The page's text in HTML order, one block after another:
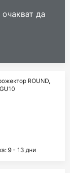
да
ROUND,
9 - 13 дни